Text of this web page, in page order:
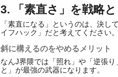
3. 「素直さ」を戦略
「素直になる」というのは、決
イフハック」だと考えてください。
斜に構えるのをやめるメリット
なんJ界隈では「照れ」や「逆張
と」が最強の武器になります。